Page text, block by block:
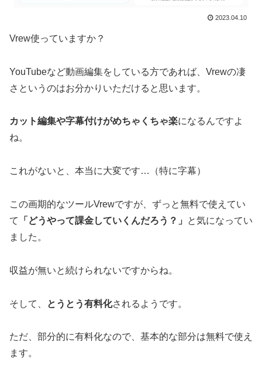
2023.04.10
Vrew使っていますか？
YouTubeなど動画編集をしている方であれば、Vrewの凄
さというのはお分かりいただけると思います。
カット編集や字幕付けがめちゃくちゃ楽になるんですよ
ね。
これがないと、本当に大変です…（特に字幕）
この画期的なツールVrewですが、ずっと無料で使えてい
て
「どうやって課金していくんだろう？」
と気になってい
ました。
収益が無いと続けられないですからね。
そして、 とうとう有料化されるようです。
ただ、部分的に有料化なので、基本的な部分は無料で使え
ます。